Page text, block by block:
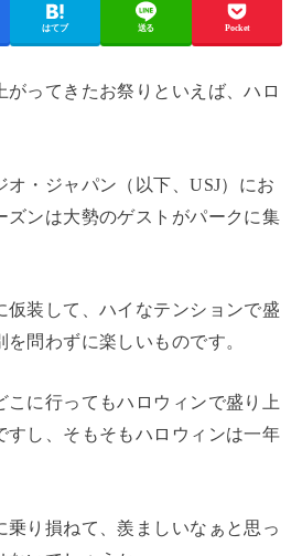
はてブ 送る Pocket
がってきたお祭りといえば、ハロ
・ジャパン（以下、USJ）にお
ズンは大勢のゲストがパークに集
仮装して、ハイなテンションで盛
問わずに楽しいものです。
こに行ってもハロウィンで盛り上
すし、そもそもハロウィンは一年
乗り損ねて、羨ましいなぁと思っ